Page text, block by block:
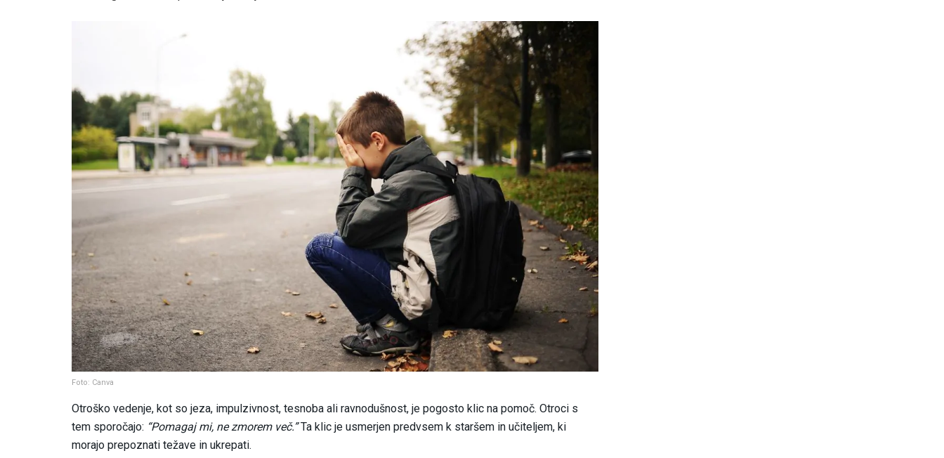
Foto: Canva
Otroško vedenje, kot so jeza, impulzivnost, tesnoba ali ravnodušnost, je pogosto klic na pomoč. Otroci s
tem sporočajo: “Pomagaj mi, ne zmorem več.”Ta klic je usmerjen predvsem k staršem in učiteljem, ki
morajo prepoznati težave in ukrepati.